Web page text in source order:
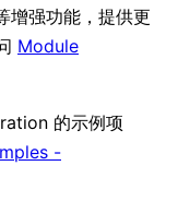
强功能，提供更
Module
的示例项
-